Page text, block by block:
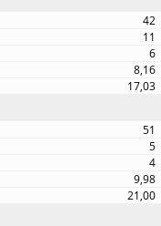
42
11
6
8,16
17,03
51
5
4
9,98
21,00